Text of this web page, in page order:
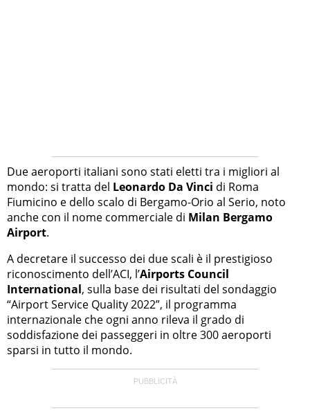
Due aeroporti italiani sono stati eletti tra i migliori al
mondo: si tratta del Leonardo Da Vinci di Roma
Fiumicino e dello scalo di Bergamo-Orio al Serio, noto
anche con il nome commerciale di Milan Bergamo
Airport.
A decretare il successo dei due scali è il prestigioso
riconoscimento dell’ACI, l’Airports Council
International, sulla base dei risultati del sondaggio
“Airport Service Quality 2022”, il programma
internazionale che ogni anno rileva il grado di
soddisfazione dei passeggeri in oltre 300 aeroporti
sparsi in tutto il mondo.